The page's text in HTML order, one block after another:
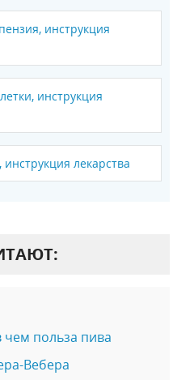
инструкция
инструкция
лекарства
чем польза пива
Вебера